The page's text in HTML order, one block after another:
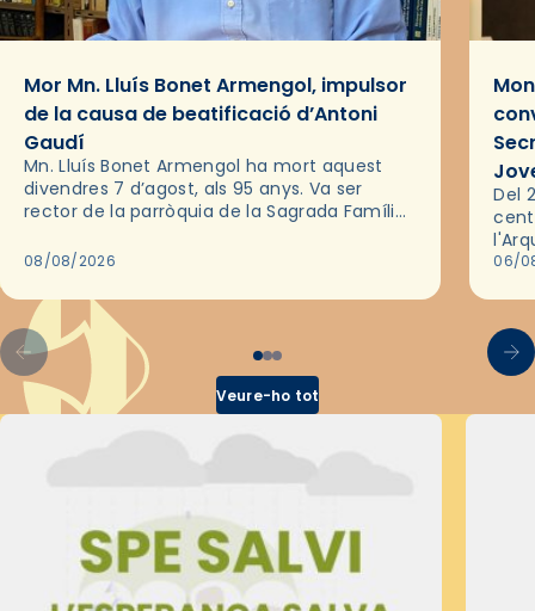
Mor Mn. Lluís Bonet Armengol, impulsor
de la causa de beatificació d’Antoni
Gaudí
Mn. Lluís Bonet Armengol ha mort aquest
divendres 7 d’agost, als 95 anys. Va ser
rector de la parròquia de la Sagrada Família
2018,…
08/08/2026
Del
les
06/
Veure-ho tot